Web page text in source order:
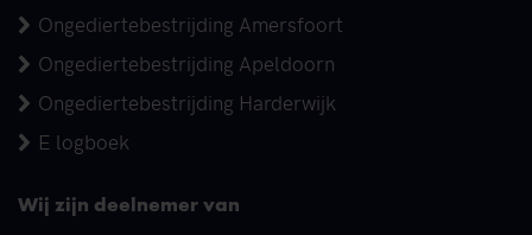
Ongediertebestrijding Amersfoort
Ongediertebestrijding Apeldoorn
Ongediertebestrijding Harderwijk
E logboek
Wij zijn deelnemer van